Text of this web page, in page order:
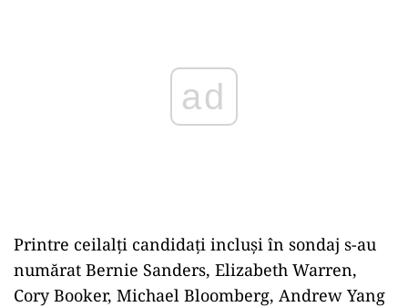
Printre ceilalți candidați incluși în sondaj s-au
numărat Bernie Sanders, Elizabeth Warren,
Cory Booker, Michael Bloomberg, Andrew Yang